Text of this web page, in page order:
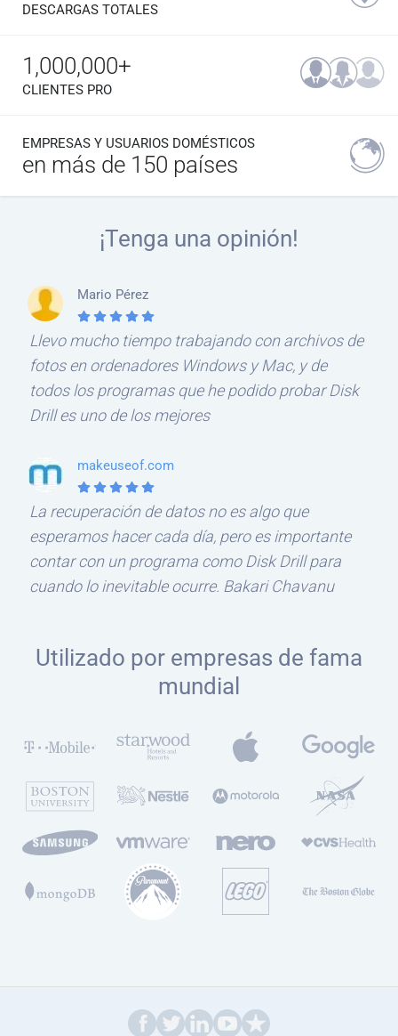
DESCARGAS TOTALES
1,000,000+
CLIENTES PRO
EMPRESAS Y USUARIOS DOMÉSTICOS
en más de 150 países
¡Tenga una opinión!
Mario Pérez
Llevo mucho tiempo trabajando con archivos de
fotos en ordenadores Windows y Mac, y de
todos los programas que he podido probar Disk
Drill es uno de los mejores
makeuseof.com
La recuperación de datos no es algo que
esperamos hacer cada día, pero es importante
contar con un programa como Disk Drill para
cuando lo inevitable ocurre. Bakari Chavanu
Utilizado por empresas de fama
mundial